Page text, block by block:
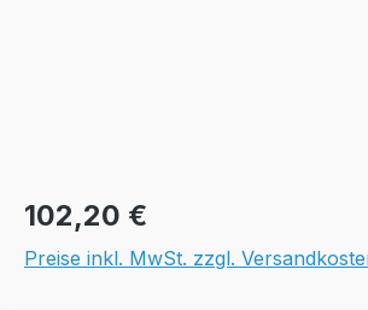
Regulärer Preis:
102,20 €
Preise inkl. MwSt. zzgl.